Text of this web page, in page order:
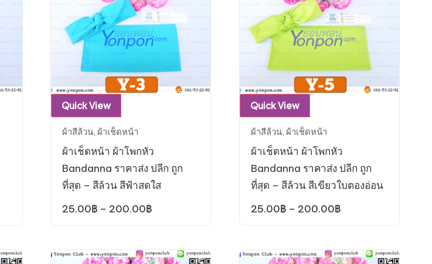
Quick View
has
multiple
variants.
The
options
chosen
ผ้าสีล้วน, ผ้าเช็ดหน้า
ผ้าเช็ดหน้า ผ้าโพกหัว
Bandanna ราคาส่ง ปลีก ถูก
ที่สุด – สีล้วน สีฟ้าสดใส
25.00฿ – 200.00฿Price
200.00฿
Quick View
has
multiple
variants.
The
options
chosen
ผ้าสีล้วน, ผ้าเช็ดหน้า
ผ้าเช็ดหน้า ผ้าโพกหัว
Bandanna ราคาส่ง ปลีก ถูก
ที่สุด – สีล้วน สีเขียวใบตองอ่อน
25.00฿ – 200.00฿Price
200.00฿